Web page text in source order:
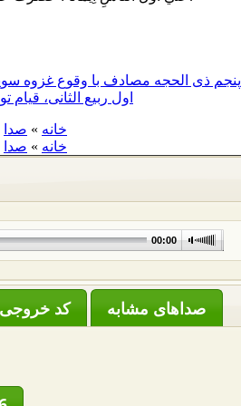
پنجم ذی الحجه مصادف با وقوع غزوه
اول ربیع الثانی،
خانه » صدا
خانه » صدا
00:00
کد خروجی‌ صداهای مشابه